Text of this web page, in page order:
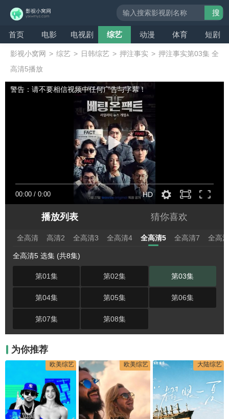
首页 电影 电视剧 综艺 动漫 体育 短剧
搜
影视小窝网 > 综艺 > 日韩综艺 > 押注事实 > 押注事实第03集 全
高清5播放
00:00 / 0:00 HD
警告：请不要相信视频中任何广告与字幕！
播放列表 猜你喜欢
全高清 高清2 全高清3 全高清4 全高清5 全高清7 全高
全高清5 选集 (共8集)
第01集 第02集 第03集
第04集 第05集 第06集
第07集 第08集
为你推荐
欧美综艺 欧美综艺 大陆综艺